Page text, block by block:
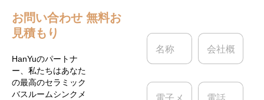
お問い合わせ 無料お
見積もり
HanYuのパートナ
ー、私たちはあなた
の最高のセラミック
バスルームシンクメ
名
*
会
概
電
電